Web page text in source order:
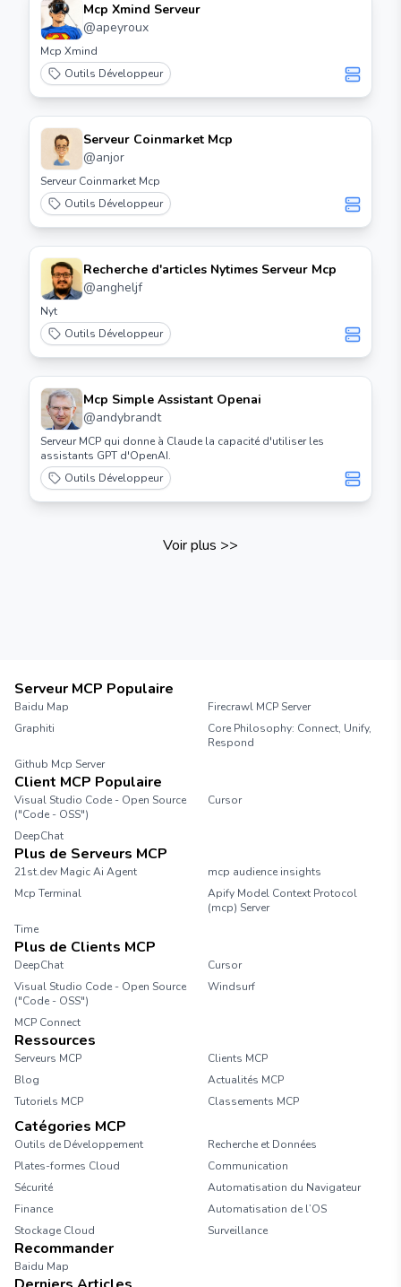
Mcp Xmind Serveur
@apeyroux
Mcp Xmind
Outils Développeur
Serveur Coinmarket Mcp
@anjor
Serveur Coinmarket Mcp
Outils Développeur
Recherche d'articles Nytimes Serveur Mcp
@angheljf
Nyt
Outils Développeur
Mcp Simple Assistant Openai
@andybrandt
Serveur MCP qui donne à Claude la capacité d'utiliser les
assistants GPT d'OpenAI.
Outils Développeur
Voir plus >>
Serveur MCP Populaire
Baidu Map
Firecrawl MCP Server
Graphiti
Core Philosophy: Connect, Unify,
Respond
Github Mcp Server
Client MCP Populaire
Visual Studio Code - Open Source
("Code - OSS")
Cursor
DeepChat
Plus de Serveurs MCP
21st.dev Magic Ai Agent
mcp audience insights
Mcp Terminal
Apify Model Context Protocol
(mcp) Server
Time
Plus de Clients MCP
DeepChat
Cursor
Visual Studio Code - Open Source
("Code - OSS")
Windsurf
MCP Connect
Ressources
Serveurs MCP
Clients MCP
Blog
Actualités MCP
Tutoriels MCP
Classements MCP
Catégories MCP
Outils de Développement
Recherche et Données
Plates-formes Cloud
Communication
Sécurité
Automatisation du Navigateur
Finance
Automatisation de l’OS
Stockage Cloud
Surveillance
Recommander
Baidu Map